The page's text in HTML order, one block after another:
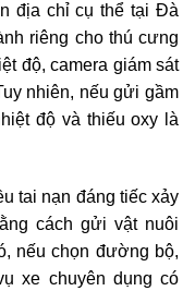
địa chỉ cụ thể tại Đà
riêng cho thú cưng
độ, camera giám sát
nhiên, nếu gửi gầm
độ và thiếu oxy là
tai nạn đáng tiếc xảy
cách gửi vật nuôi
nếu chọn đường bộ,
xe chuyên dụng có